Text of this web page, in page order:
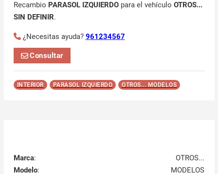
Recambio PARASOL IZQUIERDOpara el vehículo OTROS...
SIN DEFINIR.
¿Necesitas ayuda? 961234567
Consultar
INTERIOR PARASOL IZQUIERDO OTROS... MODELOS
Marca:
OTROS...
Modelo:
MODELOS